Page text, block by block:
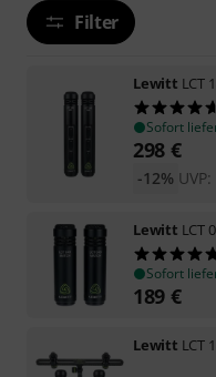
Filter
Lewitt LCT
Sofort
298 €
UVP:
-12%
Lewitt LCT
Sofort
189 €
Lewitt LCT